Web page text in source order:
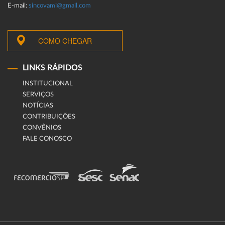
E-mail: sincovami@gmail.com
COMO CHEGAR
LINKS RÁPIDOS
INSTITUCIONAL
SERVIÇOS
NOTÍCIAS
CONTRIBUIÇÕES
CONVÊNIOS
FALE CONOSCO